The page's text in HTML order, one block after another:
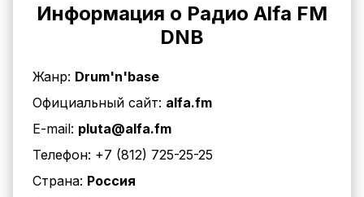
Информация о Радио Alfa FM
DNB
Жанр: Drum'n'base
Официальный сайт: alfa.fm
E-mail: pluta@alfa.fm
Телефон: +7 (812) 725-25-25
Страна: Россия